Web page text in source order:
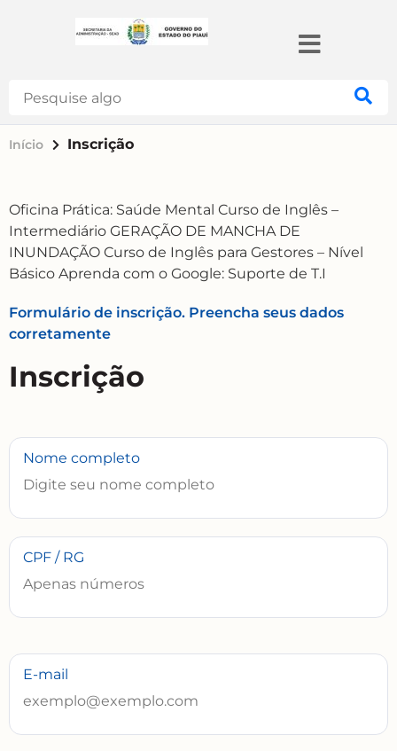
Início Inscrição
Oficina Prática: Saúde Mental Curso de Inglês –
Intermediário GERAÇÃO DE MANCHA DE
INUNDAÇÃO Curso de Inglês para Gestores – Nível
Básico Aprenda com o Google: Suporte de T.I
Formulário de inscrição. Preencha seus dados
corretamente
Inscrição
Nome completo
CPF / RG
E-mail